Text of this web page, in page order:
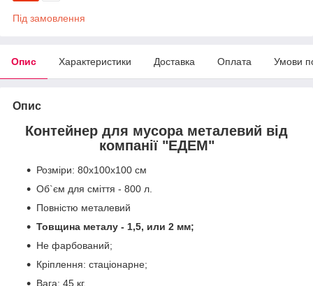
Під замовлення
Опис Характеристики Доставка Оплата Умови
Опис
Контейнер для мусора металевий від
компанії "ЕДЕМ"
Розміри: 80х100х100 см
Об`єм для сміття - 800 л.
Повністю металевий
Товщина металу - 1,5, или 2 мм;
Не фарбований;
Кріплення: стаціонарне;
Вага: 45 кг.